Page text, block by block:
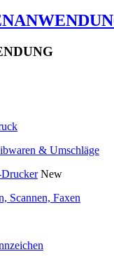
& Umschläge
Drucker New
Scannen, Faxen